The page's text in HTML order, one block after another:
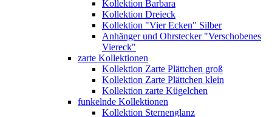
Kollektion Barbara
Kollektion Dreieck
Kollektion "Vier Ecken" Silber
Anhänger und Ohrstecker "Verschobenes
Viereck"
zarte Kollektionen
Kollektion Zarte Plättchen groß
Kollektion Zarte Plättchen klein
Kollektion zarte Kügelchen
funkelnde Kollektionen
Kollektion Sternenglanz